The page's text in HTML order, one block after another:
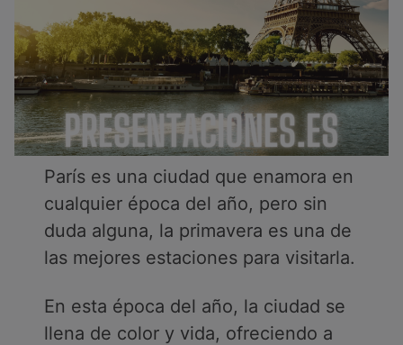
París es una ciudad que enamora en
cualquier época del año, pero sin
duda alguna, la primavera es una de
las mejores estaciones para visitarla.
En esta época del año, la ciudad se
llena de color y vida, ofreciendo a